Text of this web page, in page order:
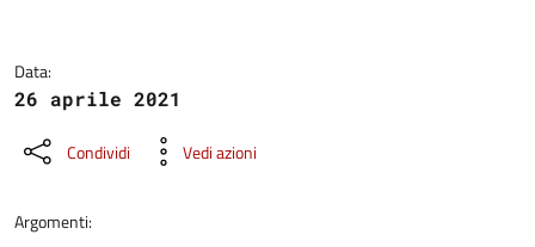
Data:
26 aprile 2021
Condividi Vedi azioni
Argomenti: